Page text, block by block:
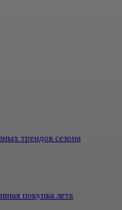
трендов сезона
покупка лета